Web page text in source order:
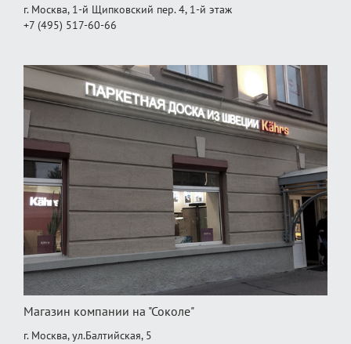
г. Москва, 1-й Щипковский пер. 4, 1‑й этаж
+7 (495) 517-60-66
Магазин компании на "Соколе"
г. Москва, ул.Балтийская, 5